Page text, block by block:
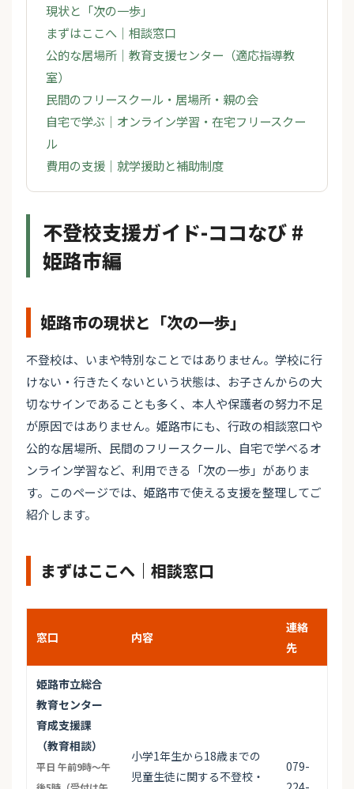
現状と「次の一歩」
まずはここへ｜相談窓口
公的な居場所｜教育支援センター（適応指導教
室）
民間のフリースクール・居場所・親の会
自宅で学ぶ｜オンライン学習・在宅フリースクー
ル
費用の支援｜就学援助と補助制度
不登校支援ガイド-ココなび #
姫路市編
姫路市の現状と「次の一歩」
不登校は、いまや特別なことではありません。学校に行
けない・行きたくないという状態は、お子さんからの大
切なサインであることも多く、本人や保護者の努力不足
が原因ではありません。姫路市にも、行政の相談窓口や
公的な居場所、民間のフリースクール、自宅で学べるオ
ンライン学習など、利用できる「次の一歩」がありま
す。このページでは、姫路市で使える支援を整理してご
紹介します。
まずはここへ｜相談窓口
窓口 内容
連絡
先
姫路市立総合
教育センター
育成支援課
（教育相談）
平日 午前9時～午
小学1年生から18歳までの
児童生徒に関する不登校・
079-